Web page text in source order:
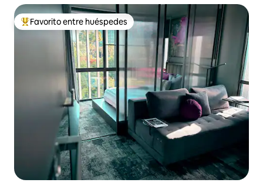
Favorito entre huéspedes preferido
Favorito entre huéspedes